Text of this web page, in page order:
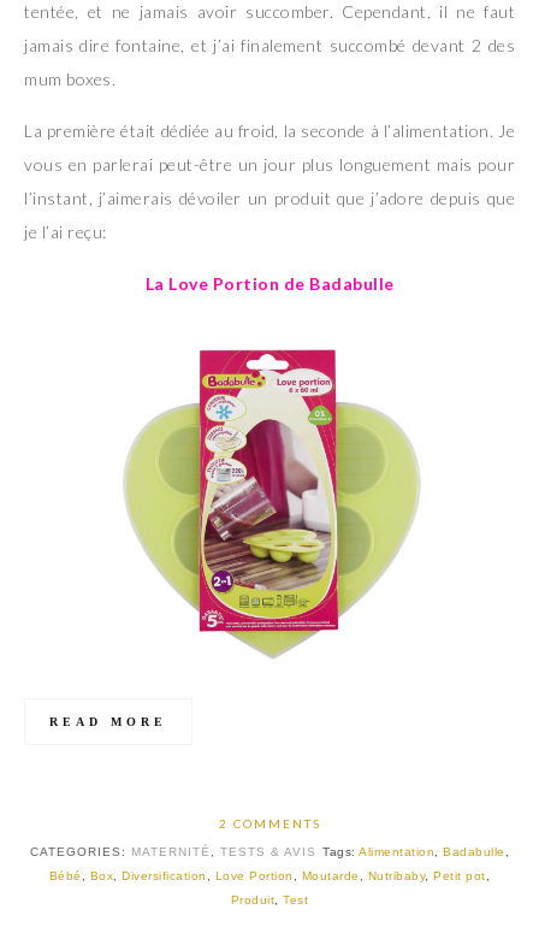
tentée, et ne jamais avoir succomber. Cependant, il ne faut
jamais dire fontaine, et j’ai finalement succombé devant 2 des
mum boxes.
La première était dédiée au froid, la seconde à l’alimentation. Je
vous en parlerai peut-être un jour plus longuement mais pour
l’instant, j’aimerais dévoiler un produit que j’adore depuis que
je l’ai reçu:
La Love Portion de Badabulle
READ MORE
2 COMMENTS
CATEGORIES: MATERNITÉ , TESTS & AVIS Tags: Alimentation, Badabulle ,
Bébé , Box,Diversification , Love Portion , Moutarde , Nutribaby,Petit pot,
Produit,Test